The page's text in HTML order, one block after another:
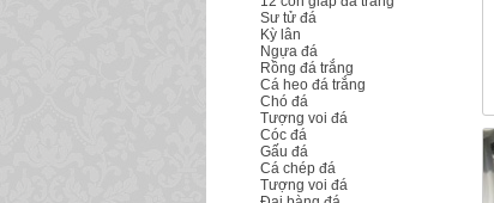
Sư tử đá
Kỳ lân
Ngựa đá
Rồng đá trắng
Cá heo đá trắng
Chó đá
Tượng voi đá
Cóc đá
Gấu đá
Cá chép đá
Tượng voi đá